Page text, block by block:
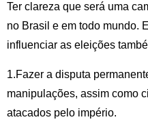
Ter clareza que será uma
no Brasil e em todo mundo.
influenciar as eleições
1.Fazer a disputa
manipulações, assim como
atacados pelo império.